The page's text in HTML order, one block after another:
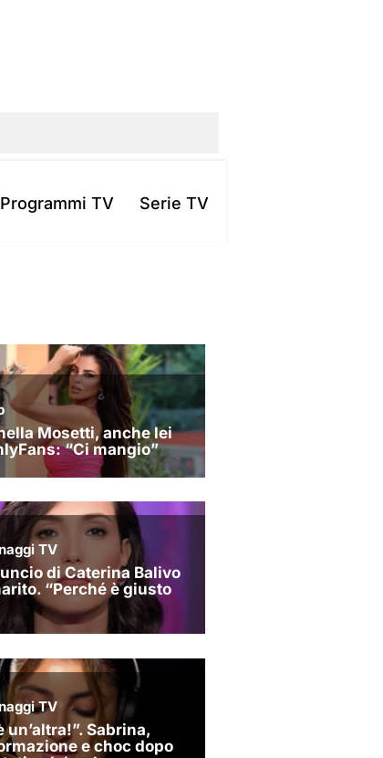
Programmi TV Serie TV